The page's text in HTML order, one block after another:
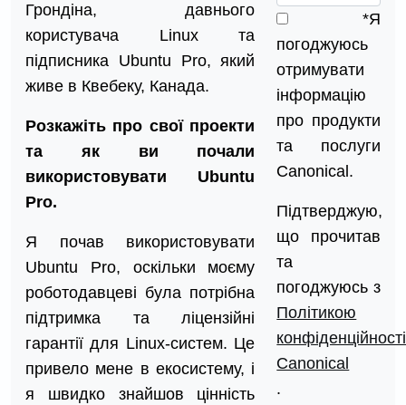
Грондіна, давнього
користувача Linux та
підписника Ubuntu Pro, який
живе в Квебеку, Канада.
Розкажіть про свої проекти
та як ви почали
використовувати Ubuntu
Pro.
Я почав використовувати
Ubuntu Pro, оскільки моєму
роботодавцеві була потрібна
підтримка та ліцензійні
гарантії для Linux-систем. Це
привело мене в екосистему, і
я швидко знайшов цінність
*Я
погоджуюсь
отримувати
інформацію
про продукти
та послуги
Canonical.
Підтверджую,
що прочитав
та
погоджуюсь з
Політикою
конфіденційності
Canonical
.